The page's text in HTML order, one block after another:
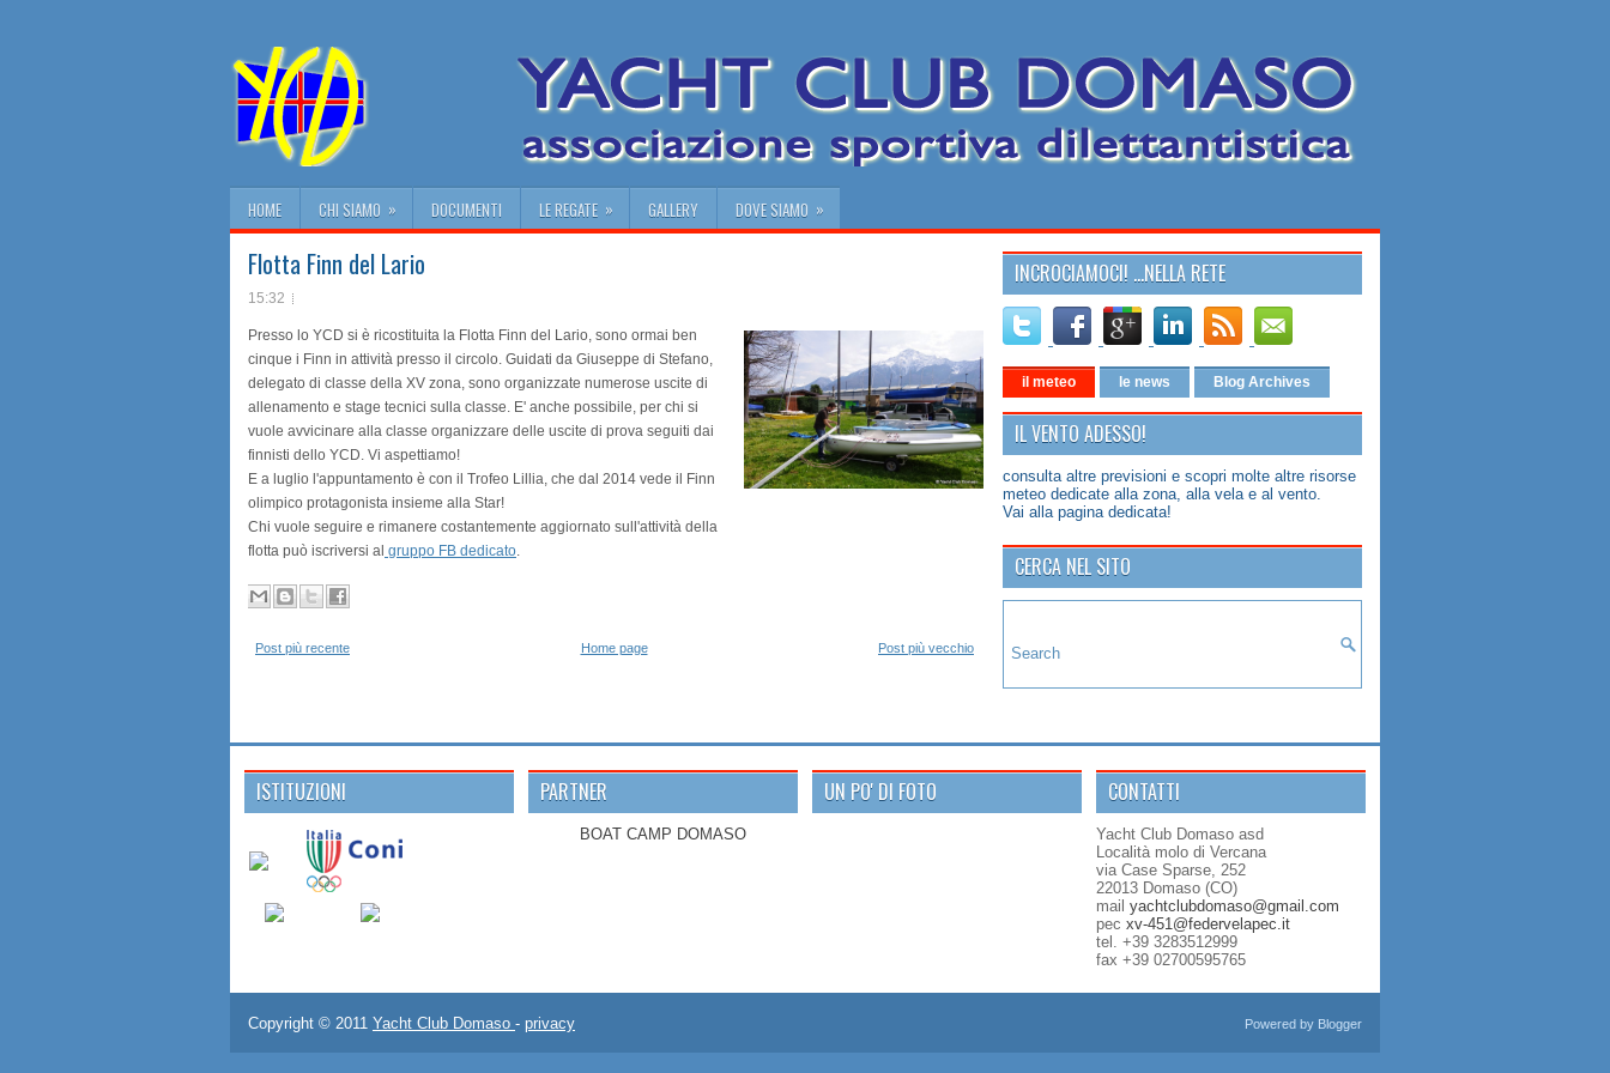
HOME CHI SIAMO » DOCUMENTI LE REGATE » GALLERY DOVE SIAMO »
Flotta Finn del Lario
15:32
Presso lo YCD si è ricostituita la Flotta Finn del Lario, sono ormai ben
cinque i Finn in attività presso il circolo. Guidati da Giuseppe di Stefano,
delegato di classe della XV zona, sono organizzate numerose uscite di
allenamento e stage tecnici sulla classe. E' anche possibile, per chi si
vuole avvicinare alla classe organizzare delle uscite di prova seguiti dai
finnisti dello YCD. Vi aspettiamo!
E a luglio l'appuntamento è con il Trofeo Lillia, che dal 2014 vede il Finn
olimpico protagonista insieme alla Star!
Chi vuole seguire e rimanere costantemente aggiornato sull'attività della
flotta può iscriversi al gruppo FB dedicato.
Post più recente Post più vecchio
Home page
INCROCIAMOCI! ...NELLA RETE
il meteo le news Blog Archives
IL VENTO ADESSO!
consulta altre previsioni e scopri molte altre risorse
meteo dedicate alla zona, alla vela e al vento.
Vai alla pagina dedicata!
CERCA NEL SITO
ISTITUZIONI PARTNER
BOAT CAMP DOMASO
UN PO' DI FOTO CONTATTI
Yacht Club Domaso asd
Località molo di Vercana
via Case Sparse, 252
22013 Domaso (CO)
mail yachtclubdomaso@gmail.com
pec xv-451@federvelapec.it
tel. +39 3283512999
fax +39 02700595765
Copyright © 2011 Yacht Club Domaso - privacy Powered by Blogger